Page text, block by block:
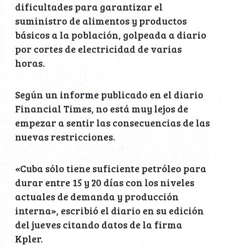
dificultades para garantizar el
suministro de alimentos y productos
básicos a la población, golpeada a diario
por cortes de electricidad de varias
horas.
Según un informe publicado en el diario
Financial Times, no está muy lejos de
empezar a sentir las consecuencias de las
nuevas restricciones.
«Cuba sólo tiene suficiente petróleo para
durar entre 15 y 20 días con los niveles
actuales de demanda y producción
interna», escribió el diario en su edición
del jueves citando datos de la firma
Kpler.